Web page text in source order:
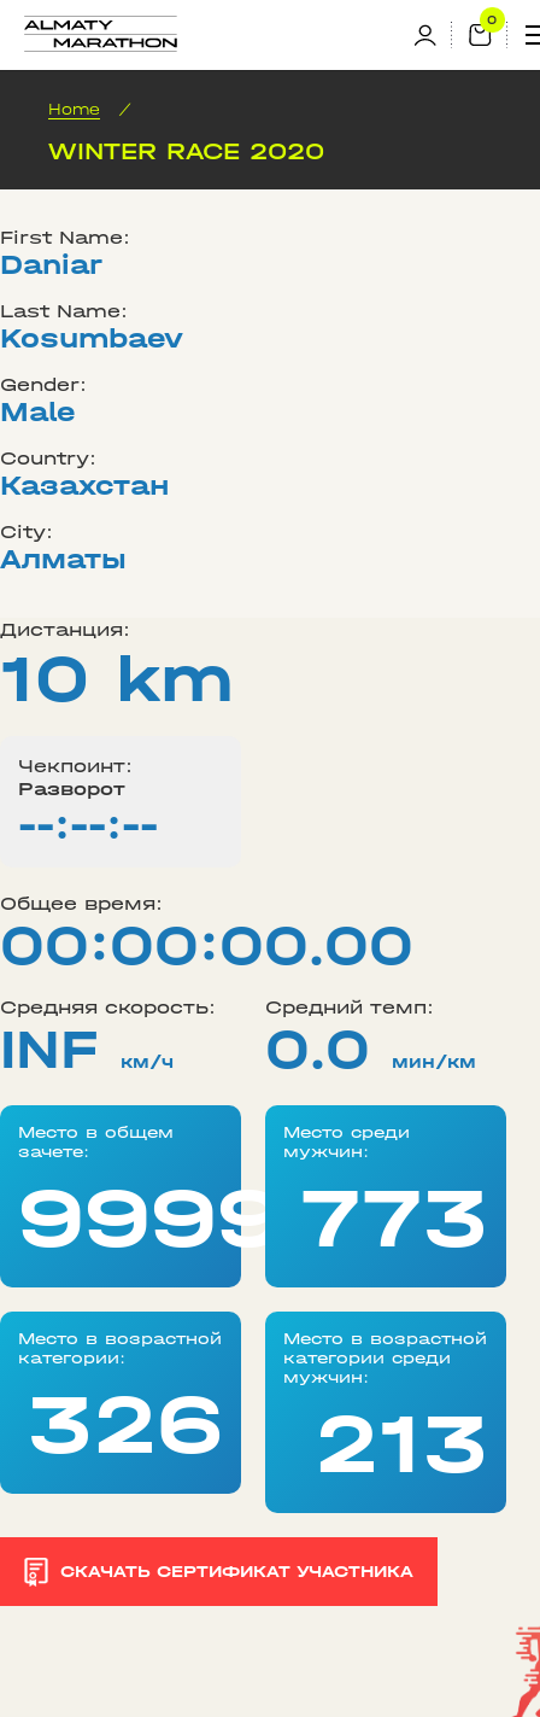
Home /
WINTER RACE 2020
First Name:
Daniar
Last Name:
Kosumbaev
Gender:
Male
Country:
Казахстан
City:
Алматы
Дистанция:
10 km
Чекпоинт:
Разворот
--:--:--
Общее время:
00:00:00.00
Средняя скорость:
INF км/ч
Средний темп:
0.0 мин/км
Место в общем
зачете:
99999
Место среди
мужчин:
773
Место в возрастной
категории:
326
Место в возрастной
категории среди
мужчин:
213
СКАЧАТЬ СЕРТИФИКАТ УЧАСТНИКА